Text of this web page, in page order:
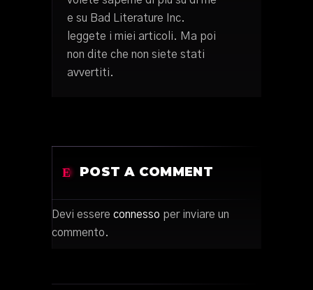
e su Bad Literature Inc.
leggete i miei articoli. Ma poi
non dite che non siete stati
avvertiti.
POST A COMMENT
Devi essere connesso per inviare un
commento.